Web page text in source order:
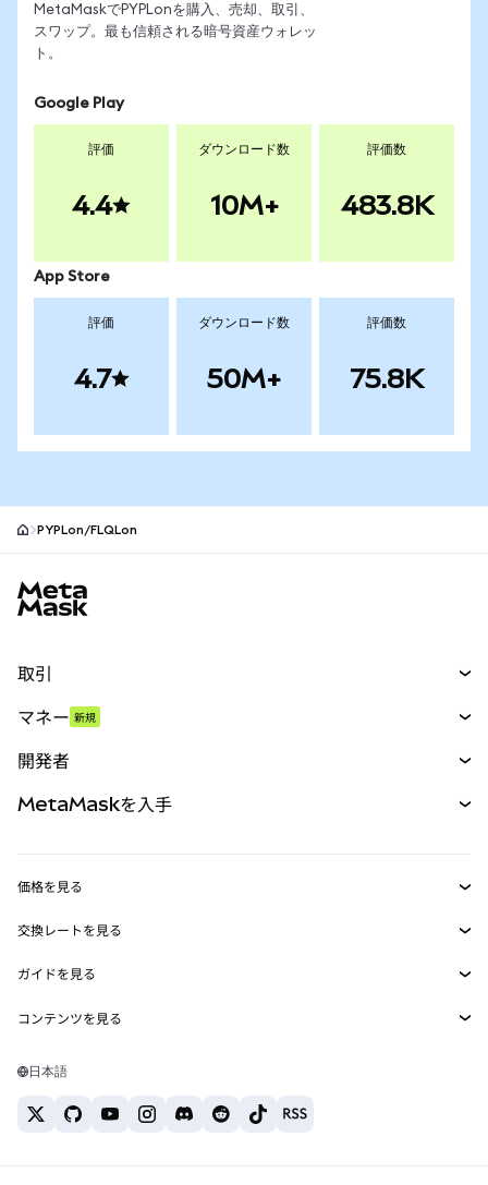
MetaMaskでPYPLonを購入、売却、取引、
スワップ。最も信頼される暗号資産ウォレッ
ト。
Google Play
評価
4.4
ダウンロード数
10M+
評価数
483.8K
App Store
評価
4.7
ダウンロード数
50M+
評価数
75.8K
PYPLon/FLQLon
取引
パーペチュアル
RWA
マネー 新規
開発者
MetaMask Connect
Snaps
Web3サービス
MetaMaskを入手
セキュリティ
サポート
キャリア
お問い合わせ
価格を見る
イーサリアムの価格
Solanaの価格
Tetherの価格
交換レートを見る
ETH→USD
USDT→INR
BTC→INR
ETH→USDT
ガイドを見る
ETHの購入
USDTの購入
コンテンツを見る
Solanaウォレット
日本語